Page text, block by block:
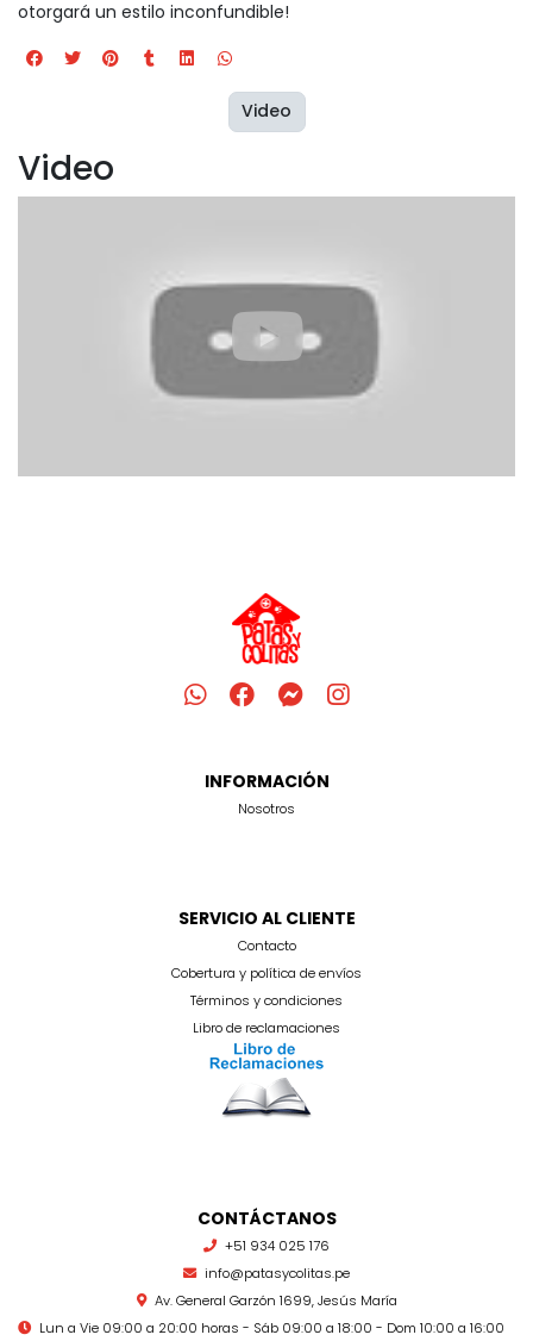
otorgará un estilo inconfundible!
Video
Video
INFORMACIÓN
Nosotros
SERVICIO AL CLIENTE
Contacto
Cobertura y política de envíos
Términos y condiciones
Libro de reclamaciones
CONTÁCTANOS
+51 934 025 176
info@patasycolitas.pe
Av. General Garzón 1699, Jesús María
Lun a Vie 09:00 a 20:00 horas - Sáb 09:00 a 18:00 - Dom 10:00 a 16:00